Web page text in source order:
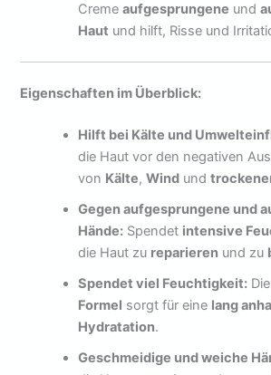
Cremeaufgesprungene und
Haut und hilft, Risse und
Eigenschaften im Überblick:
Hilft bei Kälte und
die Haut vor den negativen
von Kälte,Wind und
Gegen aufgesprungene und
Hände: Spendet intensive
die Haut zu reparieren und zu
Spendet viel Feuchtigkeit: Die
Formel sorgt für eine lang
Hydratation.
Geschmeidige und weiche